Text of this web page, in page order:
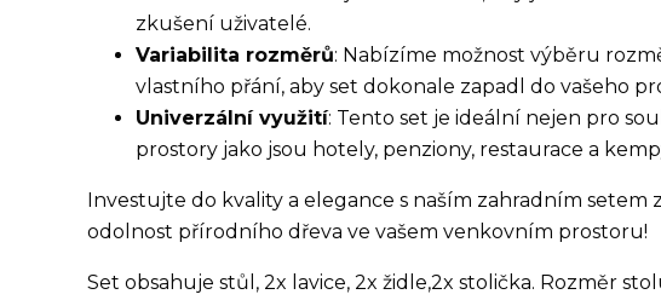
zkušení uživatelé.
Variabilita rozměrů: Nabízíme možnost výběru
vlastního přání, aby set dokonale zapadl do vašeho
Univerzální využití: Tento set je ideální nejen pro
prostory jako jsou hotely, penziony, restaurace a
Investujte do kvality a elegance s naším zahradním setem
odolnost přírodního dřeva ve vašem venkovním prostoru!
Set obsahuje stůl, 2x lavice, 2x židle,2x stolička. Rozměr